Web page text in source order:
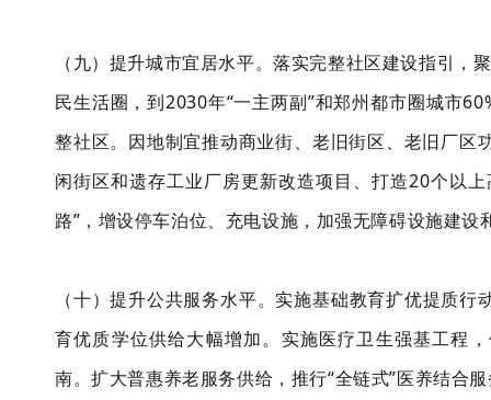
（九）提升城市宜居水平。落实完整社区建设指引，
民生活圈，到2030年“一主两副”和郑州都市圈城市
整社区。因地制宜推动商业街、老旧街区、老旧厂
闲街区和遗存工业厂房更新改造项目、打造20个以
路”，增设停车泊位、充电设施，加强无障碍设施建设
（十）提升公共服务水平。实施基础教育扩优提质
育优质学位供给大幅增加。实施医疗卫生强基工程
南。扩大普惠养老服务供给，推行“全链式”医养结合